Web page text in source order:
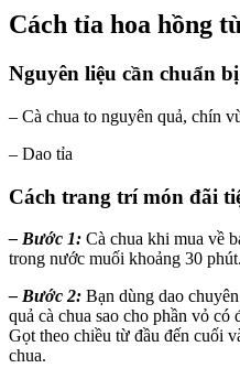
Cách tỉa hoa hồng
Nguyên liệu cần chuẩn
– Cà chua to nguyên quả, chín
– Dao tỉa
Cách trang trí món đãi
– Bước 1: Cà chua khi mua về
trong nước muối khoảng 30
– Bước 2: Bạn dùng dao
quả cà chua sao cho phần vỏ có
Gọt theo chiều từ đầu đến cuối
chua.